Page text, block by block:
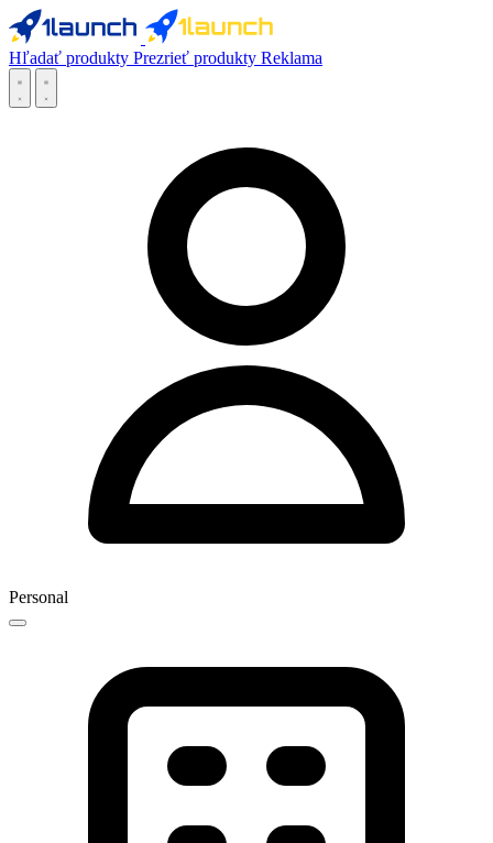
Hľadať produkty Prezrieť produkty Reklama
Personal